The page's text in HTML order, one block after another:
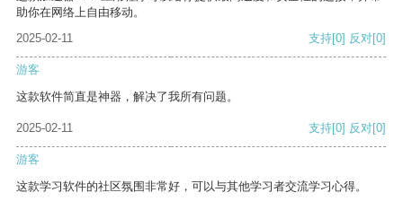
助你在网络上自由移动。
2025-02-11
支持[0] 反对[0]
游客
这款软件简直是神器，解决了我所有问题。
2025-02-11 支持[0] 反对[0]
游客
这款学习软件的社区氛围非常好，可以与其他学习者交流学习心得。